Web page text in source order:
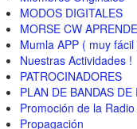
MODOS DIGITALES
MORSE CW
Mumla APP ( muy fácil
Nuestras Actividades !
PATROCINADORES
PLAN DE BANDAS
Promoción de la
Propagación